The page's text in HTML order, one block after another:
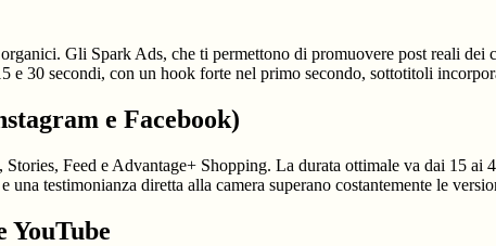
Gli Spark Ads, che ti permettono di promuovere post reali
e 30 secondi, con un hook forte nel primo secondo, sottotitoli
e Facebook)
Feed e Advantage+ Shopping. La durata ottimale va dai 15
testimonianza diretta alla camera superano costantemente le
YouTube